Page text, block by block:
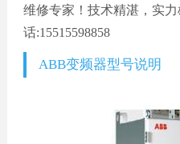
维修专家！技术精湛，实
话:15515598858
ABB变频器型号说明